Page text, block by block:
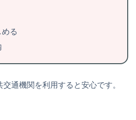
る
通機関を利用すると安心です。